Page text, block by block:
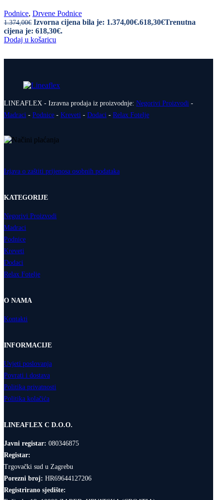
Podnice, Drvene Podnice
1.374,00€ Izvorna cijena bila je: 1.374,00€.618,30€Trenutna
cijena je: 618,30€.
Dodaj u košaricu
LINEAFLEX - Izravna prodaja iz proizvodnje: Negorivi Proizvodi -
Madraci - Podnice - Kreveti - Dodaci - Relax Fotelje
Izjava o zaštiti prijenosa osobnih podataka
KATEGORIJE
Negorivi Proizvodi
Madraci
Podnice
Kreveti
Dodaci
Relax Fotelje
O NAMA
Kontakti
INFORMACIJE
Uvjeti poslovanja
Povrati i dostava
Politika privatnosti
Politika kolačića
LINEAFLEX C D.O.O.
Javni registar: 080346875
Registar:
Trgovački sud u Zagrebu
Porezni broj: HR69644127206
Registrirano sjedište: